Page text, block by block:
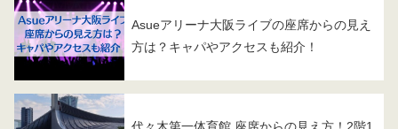
Asueアリーナ大阪ライブの座席からの見え
方は？キャパやアクセスも紹介！
代々木第一体育館 座席からの見え方！2階1